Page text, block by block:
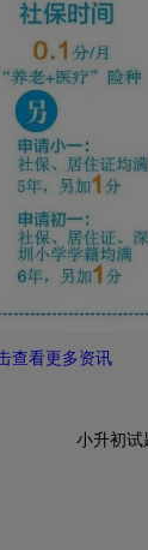
查看更多资讯
小升初试